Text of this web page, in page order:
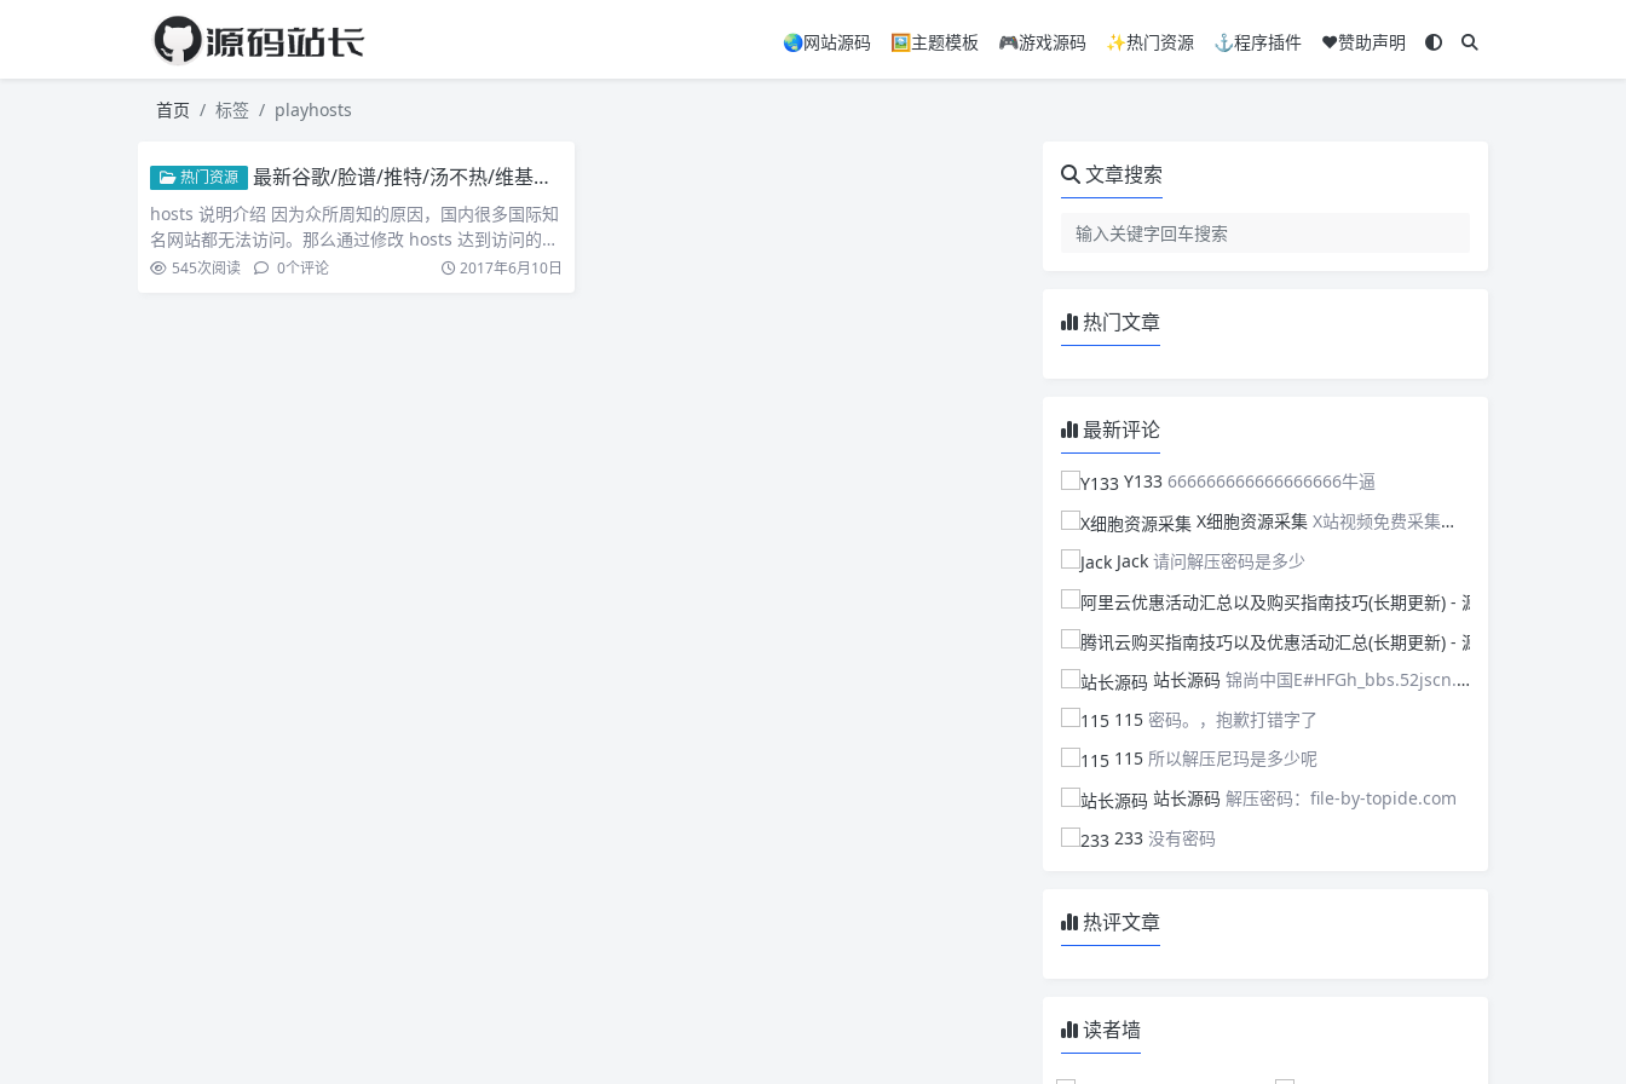
🌏网站源码 🖼️主题模板 🎮游戏源码 ✨热门资源 ⚓程序插件 ❤️赞助声明
首页 标签 playhosts
热门资源 最新谷歌/脸谱/推特/汤不热/维基百科/Youtube/Dropbox/雅虎HOSTS分享
hosts 说明介绍 因为众所周知的原因，国内很多国际知
名网站都无法访问。那么通过修改 hosts 达到访问的…
545次阅读 0个评论 2017年6月10日
文章搜索
热门文章
最新评论
Y133 666666666666666666牛逼
X细胞资源采集 X站视频免费采集，可以适配此CMS，含免费模板。有需要的站长可以看看xxibaozyw.com
Jack 请问解压密码是多少
站长源码 锦尚中国E#HFGh_bbs.52jscn.comEYzhibo8
115 密码。，抱歉打错字了
115 所以解压尼玛是多少呢
站长源码 解压密码：file-by-topide.com
233 没有密码
热评文章
读者墙